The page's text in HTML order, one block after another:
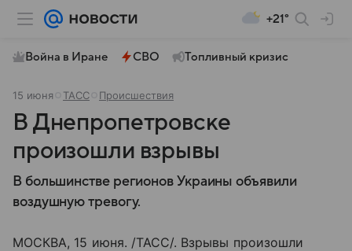
+21°
Война в Иране СВО Топливный кризис
15 июня ТАСС Происшествия
В Днепропетровске
произошли взрывы
В большинстве регионов Украины объявили
воздушную тревогу.
МОСКВА, 15 июня. /ТАСС/. Взрывы произошли